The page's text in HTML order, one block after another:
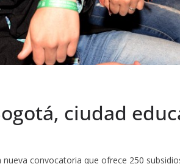
ciudad
nueva convocatoria que ofrece 250